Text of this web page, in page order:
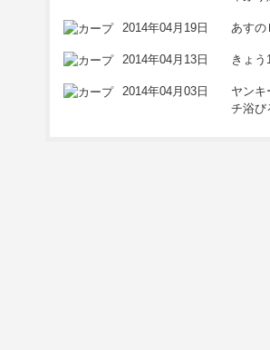
2014年04月19日 あすの
2014年04月13日 きょ
2014年04月03日
ヤンキ
チ浴び